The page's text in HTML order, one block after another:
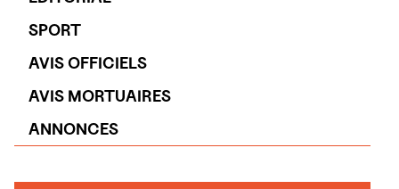
SPORT
AVIS OFFICIELS
AVIS MORTUAIRES
ANNONCES